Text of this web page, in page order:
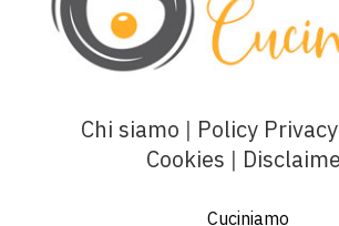
Chi siamo | Policy Privacy
Cookies |
Cuciniamo